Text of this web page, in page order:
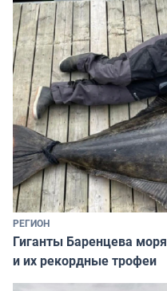
РЕГИОН
Гиганты Баренцева
и их рекордные трофеи